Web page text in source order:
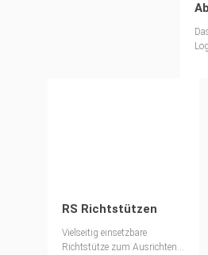
RS Richtstützen
Vielseitig einsetzbare
Richtstütze zum Ausrichten,